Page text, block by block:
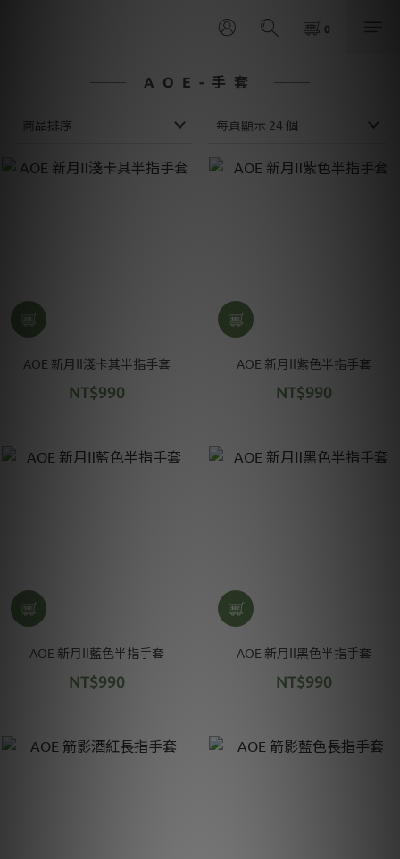
AOE-手套
商品排序 每頁顯示 24 個
AOE 新月Ⅱ淺卡其半指手套
NT$990
AOE 新月Ⅱ紫色半指手套
NT$990
AOE 新月Ⅱ藍色半指手套
NT$990
AOE 新月Ⅱ黑色半指手套
NT$990